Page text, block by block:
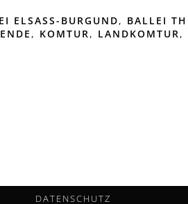
ELSASS-BURGUND, BALLEI
, KOMTUR , LANDKOMTUR ,
DATENSCHUTZ